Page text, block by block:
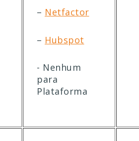
– Netfactor
– Hubspot
- Nenhum
para
Plataforma